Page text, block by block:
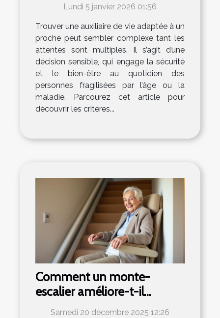
Lundi 5 janvier 2026 01:56
Trouver une auxiliaire de vie adaptée à un
proche peut sembler complexe tant les
attentes sont multiples. Il s’agit d’une
décision sensible, qui engage la sécurité
et le bien-être au quotidien des
personnes fragilisées par l’âge ou la
maladie. Parcourez cet article pour
découvrir les critères...
Comment un monte-
escalier améliore-t-il
l'autonomie des seniors ?
Samedi 20 décembre 2025 12:26